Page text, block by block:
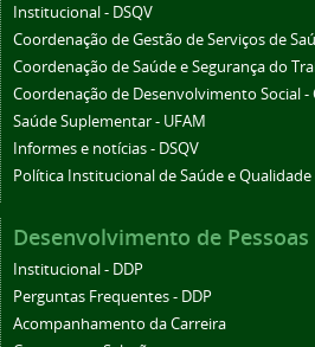
Institucional - DSQV
Coordenação de Gestão de Serviços de
Coordenação de Saúde e Segurança do
Coordenação de Desenvolvimento Social -
Saúde Suplementar - UFAM
Informes e notícias - DSQV
Política Institucional de Saúde e
Desenvolvimento de Pessoas
Institucional - DDP
Perguntas Frequentes - DDP
Acompanhamento da Carreira